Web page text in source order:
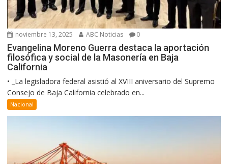
noviembre 13, 2025 ABC Noticias 0
Evangelina Moreno Guerra destaca la aportación
filosófica y social de la Masonería en Baja
California
• _La legisladora federal asistió al XVIII aniversario del Supremo
Consejo de Baja California celebrado en...
Nacional